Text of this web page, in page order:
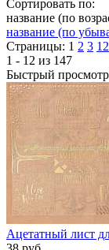
Сортировать по:
название (по
название (по
Страницы: 1 2 3 12
1 - 12 из 147
Быстрый просмотр
Ацетатный лист